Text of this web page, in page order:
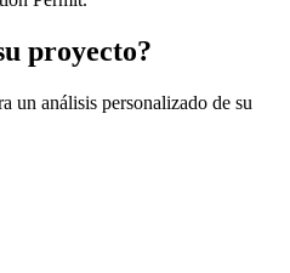
proyecto?
un análisis personalizado de su